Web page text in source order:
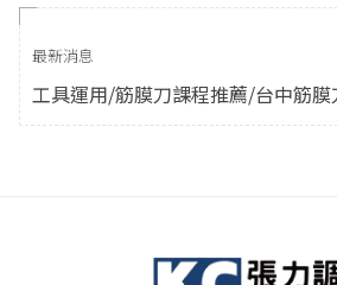
最新消息
工具運用/筋膜刀課程推薦/台中筋
膜刀課程推薦